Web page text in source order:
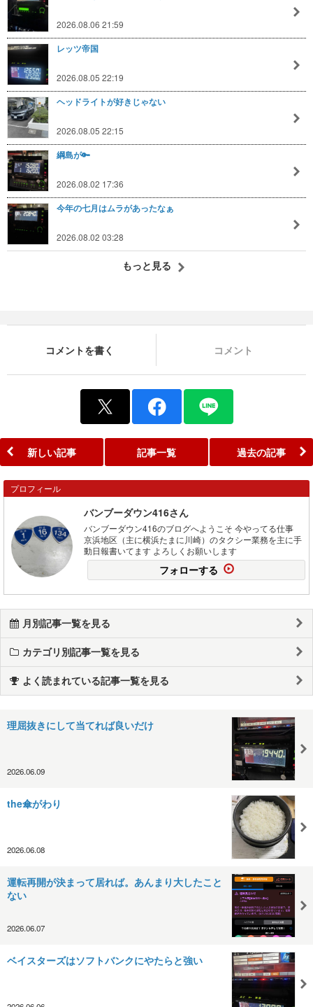
2026.08.06 21:59
レッツ帝国
2026.08.05 22:19
ヘッドライトが好きじゃない
2026.08.05 22:15
綱島が🔑
2026.08.02 17:36
今年の七月はムラがあったなぁ
2026.08.02 03:28
もっと見る
コメントを書く コメント
新しい記事 記事一覧 過去の記事
プロフィール
バンブーダウン416さん
バンブーダウン416のブログへようこそ 今やってる仕事
京浜地区（主に横浜たまに川崎）のタクシー業務を主に手
動日報書いてます よろしくお願いします
フォローする
月別記事一覧を見る
カテゴリ別記事一覧を見る
よく読まれている記事一覧を見る
理屈抜きにして当てれば良いだけ
2026.06.09
the傘がわり
2026.06.08
運転再開が決まって居れば。あんまり大したこと
ない
2026.06.07
ベイスターズはソフトバンクにやたらと強い